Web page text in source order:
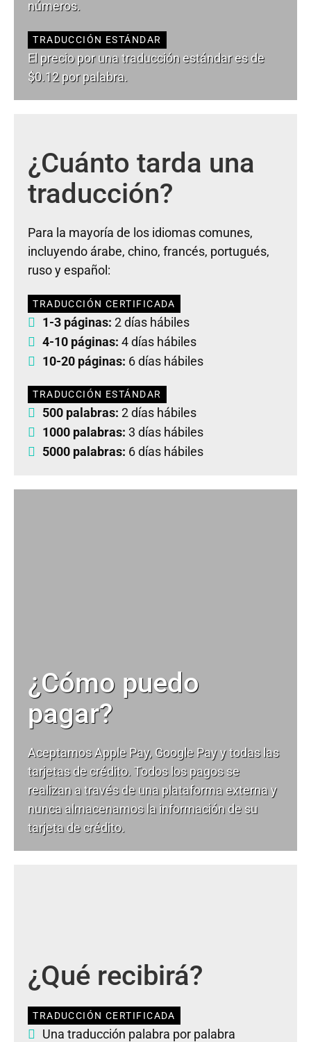
números.
TRADUCCIÓN ESTÁNDAR
El precio por una traducción estándar es de
$0.12 por palabra.
¿Cuánto tarda una
traducción?
Para la mayoría de los idiomas comunes,
incluyendo árabe, chino, francés, portugués,
ruso y español:
TRADUCCIÓN CERTIFICADA
1-3 páginas: 2 días hábiles
4-10 páginas: 4 días hábiles
10-20 páginas: 6 días hábiles
TRADUCCIÓN ESTÁNDAR
500 palabras: 2 días hábiles
1000 palabras: 3 días hábiles
5000 palabras: 6 días hábiles
¿Cómo puedo
pagar?
Aceptamos Apple Pay, Google Pay y todas las
tarjetas de crédito. Todos los pagos se
realizan a través de una plataforma externa y
nunca almacenamos la información de su
tarjeta de crédito.
¿Qué recibirá?
TRADUCCIÓN CERTIFICADA
Una traducción palabra por palabra